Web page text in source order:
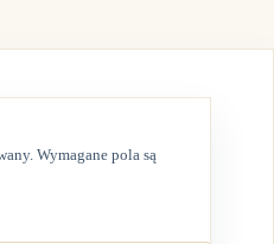
Wymagane pola są